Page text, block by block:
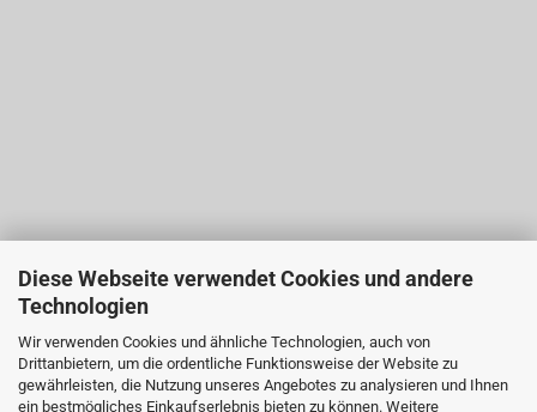
Diese Webseite verwendet Cookies und andere
Technologien
Wir verwenden Cookies und ähnliche Technologien, auch von
Drittanbietern, um die ordentliche Funktionsweise der Website zu
gewährleisten, die Nutzung unseres Angebotes zu analysieren und Ihnen
ein bestmögliches Einkaufserlebnis bieten zu können. Weitere